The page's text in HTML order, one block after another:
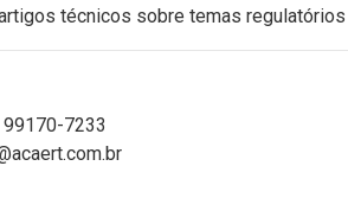
técnicos sobre temas regulatórios
7233